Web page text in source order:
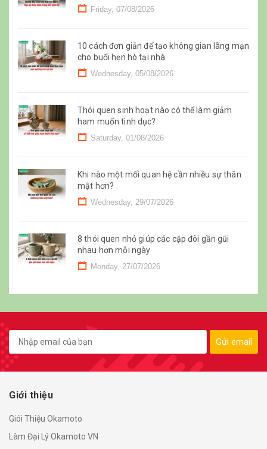
Friday, 07/08/2026
10 cách đơn giản để tạo không gian lãng mạn
cho buổi hẹn hò tại nhà
Wednesday, 05/08/2026
Thói quen sinh hoạt nào có thể làm giảm
ham muốn tình dục?
Saturday, 01/08/2026
Khi nào một mối quan hệ cần nhiều sự thân
mật hơn?
Wednesday, 29/07/2026
8 thói quen nhỏ giúp các cặp đôi gần gũi
nhau hơn mỗi ngày
Monday, 27/07/2026
Gửi email
Giới thiệu
Giói Thiệu Okamoto
Làm Đại Lý Okamoto VN